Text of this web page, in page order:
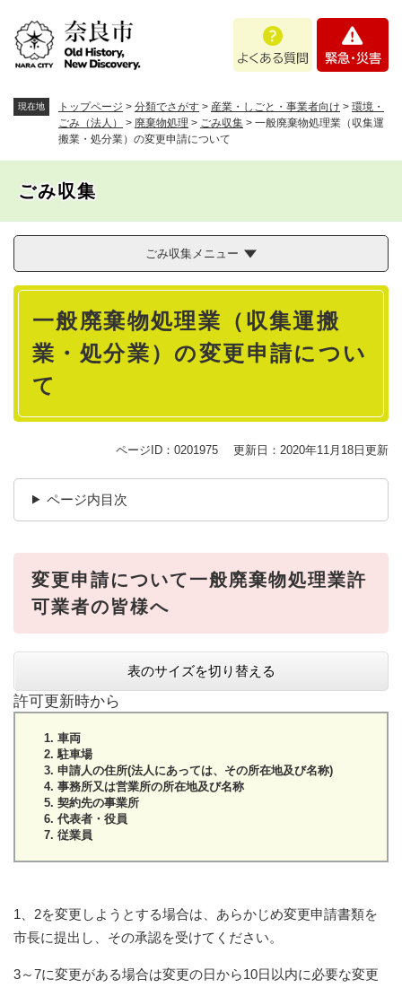
。
あ
問
・
現在地 トップページ > 分類でさがす > 産業・しごと・事業者向け > 環境・
ごみ（法人）
> 廃棄物処理 > ごみ収集 > 一般廃棄物処理業（収集運
搬業・処分業）の変更申請について
ごみ収集
ごみ収集メニュー
本
一般廃棄物処理業（収集運搬
業・処分業）の変更申請につい
て
ページID：0201975 更新日：2020年11月18日更新
ページ内目次
変更申請について一般廃棄物処理業許
可業者の皆様へ
表のサイズを切り替える
許可更新時から
車両
駐車場
申請人の住所(法人にあっては、その所在地及び名称)
事務所又は営業所の所在地及び名称
契約先の事業所
代表者・役員
従業員
1、2を変更しようとする場合は、あらかじめ変更申請書類を
市長に提出し、その承認を受けてください。
3～7に変更がある場合は変更の日から10日以内に必要な変更